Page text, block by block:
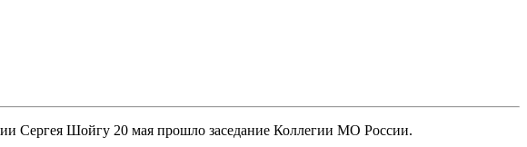
Сергея Шойгу 20 мая прошло заседание Коллегии МО России.